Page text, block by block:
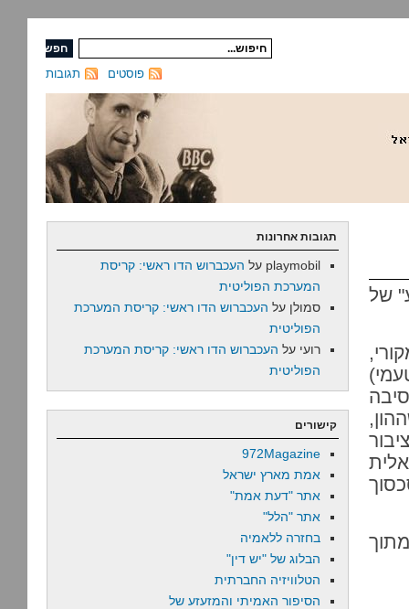
תגובות פוסטים
של
תגובות אחרונות
playmobil על העכברוש הדו ראשי: קריסת
המערכת הפוליטית
סמולן על העכברוש הדו ראשי: קריסת המערכת
הפוליטית
רועי על העכברוש הדו ראשי: קריסת המערכת
הפוליטית
קישורים
972Magazine
אמת מארץ ישראל
אתר "דעת אמת"
אתר "הלל"
בחזרה ללאמיה
הבלוג של "יש דין"
הטלוויזיה החברתית
הסיפור האמיתי והמזעזע של